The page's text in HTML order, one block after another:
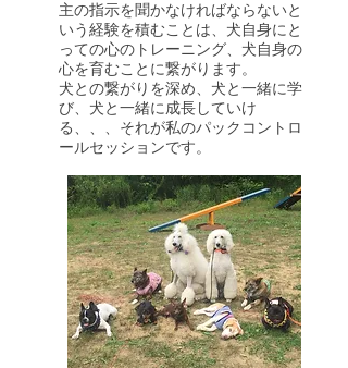
主の指示を聞かなければならないと
いう経験を積むことは、犬自身にと
っての心のトレーニング、犬自身の
心を育むことに繋がります。
犬との繋がりを深め、犬と一緒に学
び、犬と一緒に成長していけ
る、、、それが私のパックコントロ
ールセッションです。